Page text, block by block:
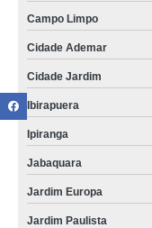
Campo Limpo
Cidade Ademar
Cidade Jardim
Ibirapuera
Ipiranga
Jabaquara
Jardim Europa
Jardim Paulista